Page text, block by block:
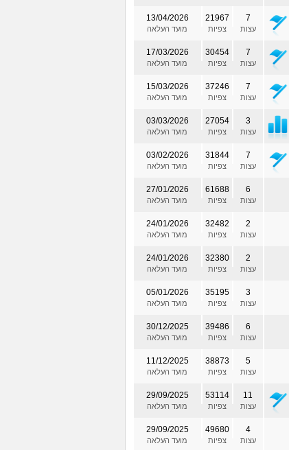
13/04/2026
מועד העלאה
21967
צפיות
7
עצות
17/03/2026
מועד העלאה
30454
צפיות
7
עצות
15/03/2026
מועד העלאה
37246
צפיות
7
עצות
03/03/2026
מועד העלאה
27054
צפיות
3
עצות
03/02/2026
מועד העלאה
31844
צפיות
7
עצות
27/01/2026
מועד העלאה
61688
צפיות
6
עצות
24/01/2026
מועד העלאה
32482
צפיות
2
עצות
24/01/2026
מועד העלאה
32380
צפיות
2
עצות
05/01/2026
מועד העלאה
35195
צפיות
3
עצות
30/12/2025
מועד העלאה
39486
צפיות
6
עצות
11/12/2025
מועד העלאה
38873
צפיות
5
עצות
29/09/2025
מועד העלאה
53114
צפיות
11
עצות
29/09/2025
מועד העלאה
49680
צפיות
4
עצות